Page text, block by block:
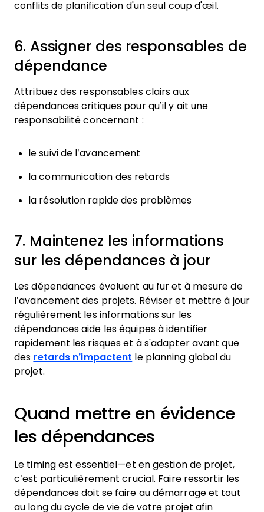
conflits de planification d'un seul coup d'œil.
6. Assigner des responsables de
dépendance
Attribuez des responsables clairs aux
dépendances critiques pour qu’il y ait une
responsabilité concernant :
le suivi de l’avancement
la communication des retards
la résolution rapide des problèmes
7. Maintenez les informations
sur les dépendances à jour
Les dépendances évoluent au fur et à mesure de
l’avancement des projets. Réviser et mettre à jour
régulièrement les informations sur les
dépendances aide les équipes à identifier
rapidement les risques et à s'adapter avant que
des retards n’impactent le planning global du
projet.
Quand mettre en évidence
les dépendances
Le timing est essentiel—et en gestion de projet,
c’est particulièrement crucial. Faire ressortir les
dépendances doit se faire au démarrage et tout
au long du cycle de vie de votre projet afin